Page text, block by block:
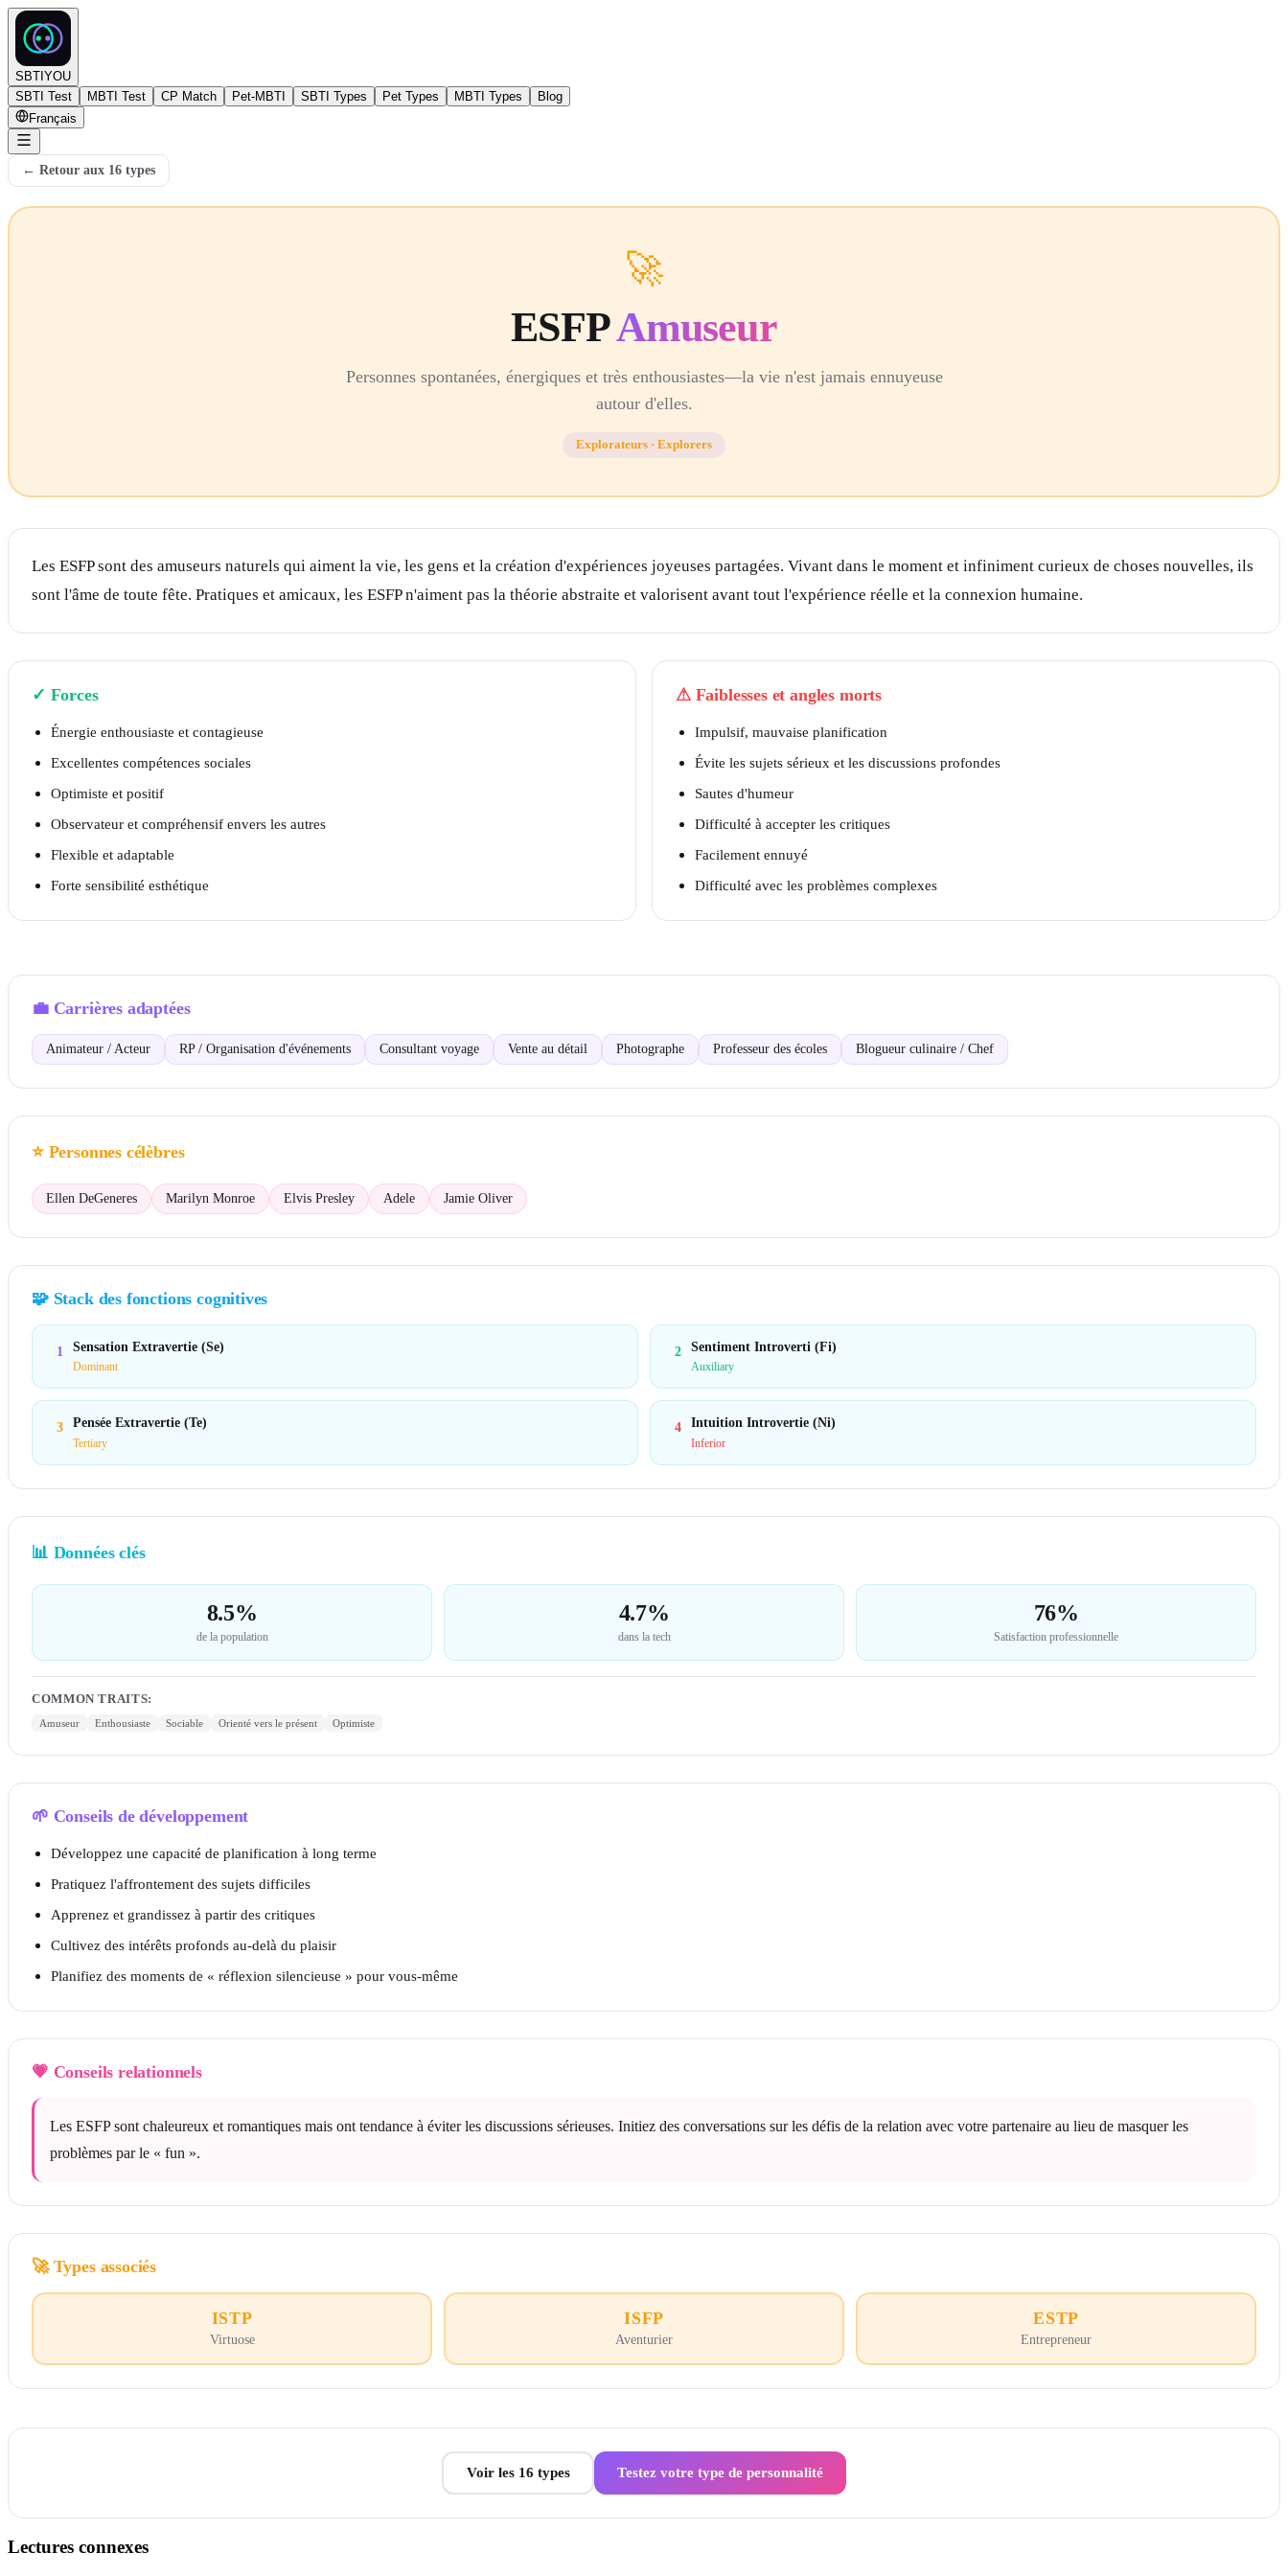
SBTIYOU
SBTI Test
MBTI Test CP Match Pet-MBTI SBTI Types Pet Types MBTI Types
Blog
Français
← Retour aux 16 types
🚀
ESFPAmuseur
Personnes spontanées, énergiques et très enthousiastes—la vie n'est jamais ennuyeuse
autour d'elles.
Explorateurs · Explorers
Les ESFP sont des amuseurs naturels qui aiment la vie, les gens et la création d'expériences joyeuses partagées. Vivant dans le moment et infiniment curieux de choses nouvelles, ils
sont l'âme de toute fête. Pratiques et amicaux, les ESFP n'aiment pas la théorie abstraite et valorisent avant tout l'expérience réelle et la connexion humaine.
✓ Forces
Énergie enthousiaste et contagieuse
Excellentes compétences sociales
Optimiste et positif
Observateur et compréhensif envers les autres
Flexible et adaptable
Forte sensibilité esthétique
⚠ Faiblesses et angles morts
Impulsif, mauvaise planification
Évite les sujets sérieux et les discussions profondes
Sautes d'humeur
Difficulté à accepter les critiques
Facilement ennuyé
Difficulté avec les problèmes complexes
💼 Carrières adaptées
Animateur / Acteur RP / Organisation d'événements Consultant voyage Vente au détail Photographe Professeur des écoles Blogueur culinaire / Chef
⭐ Personnes célèbres
Ellen DeGeneres Marilyn Monroe Elvis Presley Adele Jamie Oliver
🧩 Stack des fonctions cognitives
1 Sensation Extravertie (Se)
Dominant
2 Sentiment Introverti (Fi)
Auxiliary
3 Pensée Extravertie (Te)
Tertiary
4 Intuition Introvertie (Ni)
Inferior
📊 Données clés
8.5%
de la population
4.7%
dans la tech
76%
Satisfaction professionnelle
COMMON TRAITS:
Amuseur Enthousiaste Sociable Orienté vers le présent Optimiste
🌱 Conseils de développement
Développez une capacité de planification à long terme
Pratiquez l'affrontement des sujets difficiles
Apprenez et grandissez à partir des critiques
Cultivez des intérêts profonds au-delà du plaisir
Planifiez des moments de « réflexion silencieuse » pour vous-même
💗 Conseils relationnels
Les ESFP sont chaleureux et romantiques mais ont tendance à éviter les discussions sérieuses. Initiez des conversations sur les défis de la relation avec votre partenaire au lieu de masquer les
problèmes par le « fun ».
🚀 Types associés
ISTP
Virtuose
ISFP
Aventurier
ESTP
Entrepreneur
Voir les 16 types Testez votre type de personnalité
Lectures connexes